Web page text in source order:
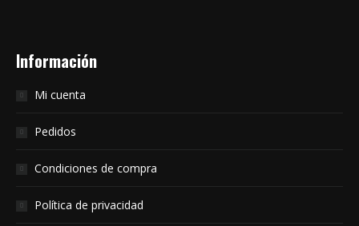
Información
Mi cuenta
Pedidos
Condiciones de compra
Política de privacidad